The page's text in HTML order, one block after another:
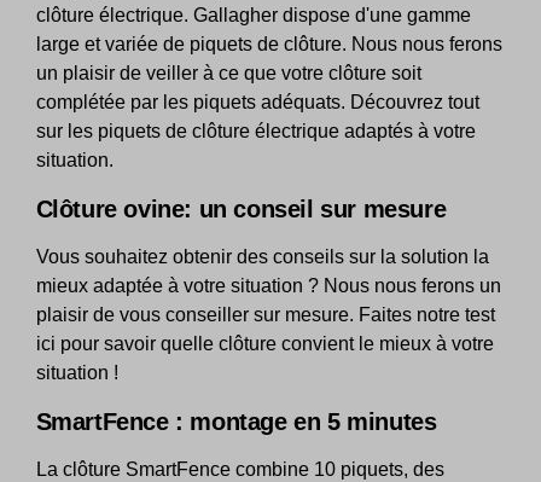
clôture électrique. Gallagher dispose d'une gamme
large et variée de piquets de clôture. Nous nous ferons
un plaisir de veiller à ce que votre clôture soit
complétée par les piquets adéquats. Découvrez tout
sur les piquets de clôture électrique adaptés à votre
situation.
Clôture ovine: un conseil sur mesure
Vous souhaitez obtenir des conseils sur la solution la
mieux adaptée à votre situation ? Nous nous ferons un
plaisir de vous conseiller sur mesure. Faites notre test
ici pour savoir quelle clôture convient le mieux à votre
situation !
SmartFence : montage en 5 minutes
La clôture SmartFence combine 10 piquets, des